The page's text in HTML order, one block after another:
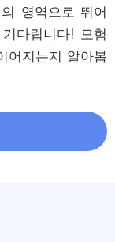
영역으로 뛰어
다립니다! 모험
어지는지 알아봅